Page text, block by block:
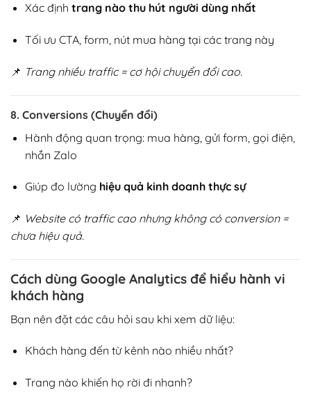
Xác định trang nào thu hút người dùng nhất
Tối ưu CTA, form, nút mua hàng tại các trang này
📌 Trang nhiều traffic = cơ hội chuyển đổi cao.
8. Conversions (Chuyển đổi)
Hành động quan trọng: mua hàng, gửi form, gọi điện,
nhắn Zalo
Giúp đo lường hiệu quả kinh doanh thực sự
📌 Website có traffic cao nhưng không có conversion =
chưa hiệu quả.
Cách dùng Google Analytics để hiểu hành vi
khách hàng
Bạn nên đặt các câu hỏi sau khi xem dữ liệu:
Khách hàng đến từ kênh nào nhiều nhất?
Trang nào khiến họ rời đi nhanh?